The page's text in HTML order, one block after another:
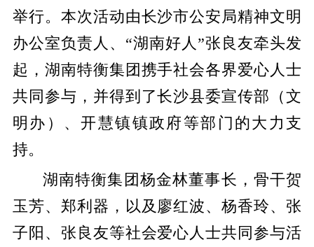
举行。本次活动由长沙市公安局精神文明
办公室负责人、“湖南好人”张良友牵头发
起，湖南特衡集团携手社会各界爱心人士
共同参与，并得到了长沙县委宣传部（文
明办）、开慧镇镇政府等部门的大力支
持。
湖南特衡集团杨金林董事长，骨干贺
玉芳、郑利器，以及廖红波、杨香玲、张
子阳、张良友等社会爱心人士共同参与活